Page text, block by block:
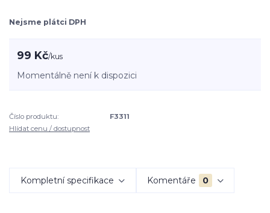
Nejsme plátci DPH
99 Kč/kus
Momentálně není k dispozici
Číslo produktu:
F3311
Hlídat cenu / dostupnost
Kompletní specifikace Komentáře 0